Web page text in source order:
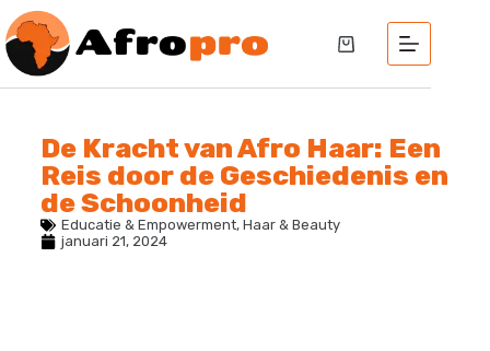
De Kracht van Afro Haar: Een
Reis door de Geschiedenis en
de Schoonheid
Educatie & Empowerment, Haar & Beauty
januari 21, 2024